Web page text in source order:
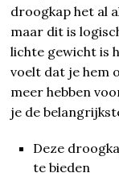
droogkap het al
maar dit is
lichte gewicht is
voelt dat je hem
meer hebben
je de
Deze
te bieden